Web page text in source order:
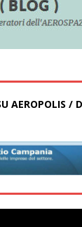
AEROPOLIS /